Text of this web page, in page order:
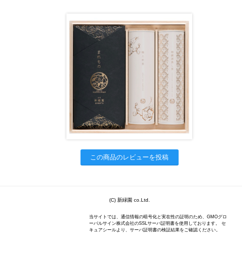
この商品のレビューを投稿
(C) 新緑園 co.Ltd.
当サイトでは、通信情報の暗号化と実在性の証明のため、GMOグロ
ーバルサイン株式会社のSSLサーバ証明書を使用しております。 セ
キュアシールより、サーバ証明書の検証結果をご確認ください。